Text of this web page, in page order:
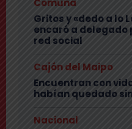
Comuna
Gritos y «dedo a lo
encaró a delegado
red social
Cajón del Maipo
Encuentran con
habían quedado
Nacional